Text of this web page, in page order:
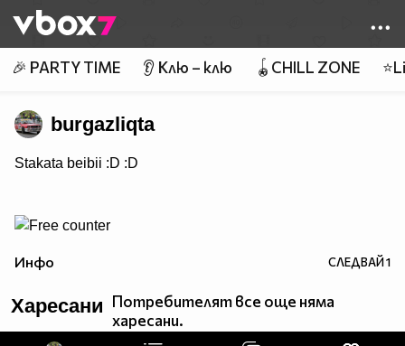
👾
🎉 PARTY TIME 👂 Клю – клю 🪀CHILL ZONE
burgazliqta
Stakata beibii :D :D
Инфо СЛЕДВАЙ1
Харесани Потребителят все още няма
харесани.